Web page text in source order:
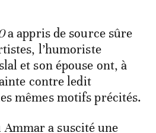
a appris de source sûre
l’humoriste
et son épouse ont, à
contre ledit
mêmes motifs précités.
Ammar a suscité une